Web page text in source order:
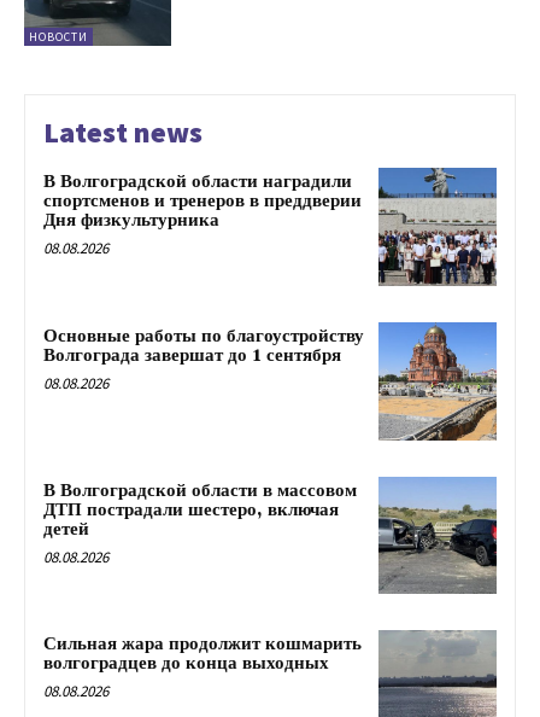
НОВОСТИ
Latest news
В Волгоградской области наградили
спортсменов и тренеров в преддверии
Дня физкультурника
08.08.2026
Основные работы по благоустройству
Волгограда завершат до 1 сентября
08.08.2026
В Волгоградской области в массовом
ДТП пострадали шестеро, включая
детей
08.08.2026
Сильная жара продолжит кошмарить
волгоградцев до конца выходных
08.08.2026